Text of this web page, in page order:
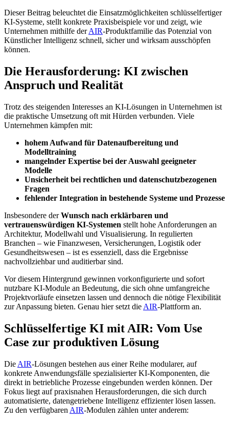
Dieser Beitrag beleuchtet die Einsatzmöglichkeiten schlüsselfertiger
KI-Systeme, stellt konkrete Praxisbeispiele vor und zeigt, wie
Unternehmen mithilfe derAIR-Produktfamilie das Potenzial von
Künstlicher Intelligenz schnell, sicher und wirksam ausschöpfen
können.
Die Herausforderung: KI zwischen
Anspruch und Realität
Trotz des steigenden Interesses an KI-Lösungen in Unternehmen ist
die praktische Umsetzung oft mit Hürden verbunden. Viele
Unternehmen kämpfen mit:
hohem Aufwand für Datenaufbereitung und
Modelltraining
mangelnder Expertise bei der Auswahl geeigneter
Modelle
Unsicherheit bei rechtlichen und datenschutzbezogenen
Fragen
fehlender Integration in bestehende Systeme und Prozesse
Insbesondere derWunsch nach erklärbaren und
vertrauenswürdigen KI-Systemen stellt hohe Anforderungen an
Architektur, Modellwahl und Visualisierung. In regulierten
Branchen – wie Finanzwesen, Versicherungen, Logistik oder
Gesundheitswesen – ist es essenziell, dass die Ergebnisse
nachvollziehbar und auditierbar sind.
Vor diesem Hintergrund gewinnen vorkonfigurierte und sofort
nutzbare KI-Module an Bedeutung, die sich ohne umfangreiche
Projektvorläufe einsetzen lassen und dennoch die nötige Flexibilität
zur Anpassung bieten. Genau hier setzt die AIR-Plattform an.
Schlüsselfertige KI mit AIR: Vom Use
Case zur produktiven Lösung
Die AIR-Lösungen bestehen aus einer Reihe modularer, auf
konkrete Anwendungsfälle spezialisierter KI-Komponenten, die
direkt in betriebliche Prozesse eingebunden werden können. Der
Fokus liegt auf praxisnahen Herausforderungen, die sich durch
automatisierte, datengetriebene Intelligenz effizienter lösen lassen.
Zu den verfügbaren AIR-Modulen zählen unter anderem: